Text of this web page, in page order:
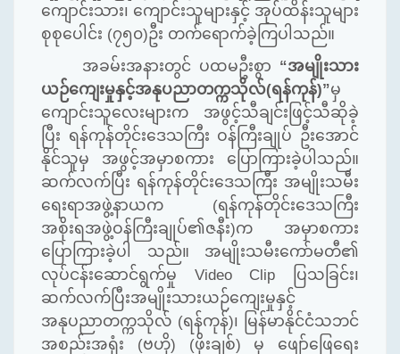
ကျောင်းသား၊ ကျောင်းသူများနှင့် အုပ်ထိန်းသူများ
စုစုပေါင်း (၇၅၀)ဦး တက်ရောက်ခဲ့ကြပါသည်။
အခမ်းအနားတွင် ပထမဦးစွာ “အမျိုးသား
ယဉ်ကျေးမှုနှင့်အနုပညာတက္ကသိုလ်(ရန်ကုန်)”မှ
ကျောင်းသူလေးများက အဖွင့်သီချင်းဖြင့်သီဆိုခဲ့
ပြီး ရန်ကုန်တိုင်းဒေသကြီး ဝန်ကြီးချုပ် ဦးအောင်
နိုင်သူမှ အဖွင့်အမှာစကား ပြောကြားခဲ့ပါသည်။
ဆက်လက်ပြီး ရန်ကုန်တိုင်းဒေသကြီး အမျိုးသမီး
ရေးရာအဖွဲ့နာယက (ရန်ကုန်တိုင်းဒေသကြီး
အစိုးရအဖွဲ့ဝန်ကြီးချုပ်၏ဇနီး)က အမှာစကား
ပြောကြားခဲ့ပါ သည်။ အမျိုးသမီးကော်မတီ၏
လုပ်ငန်းဆောင်ရွက်မှု Video Clip ပြသခြင်း၊
ဆက်လက်ပြီးအမျိုးသားယဉ်ကျေးမှုနှင့်
အနုပညာတက္ကသိုလ် (ရန်ကုန်)၊ မြန်မာနိုင်ငံသဘင်
အစည်းအရုံး (ဗဟို) (ဖိုးချစ်) မှ ဖျော်ဖြေရေး